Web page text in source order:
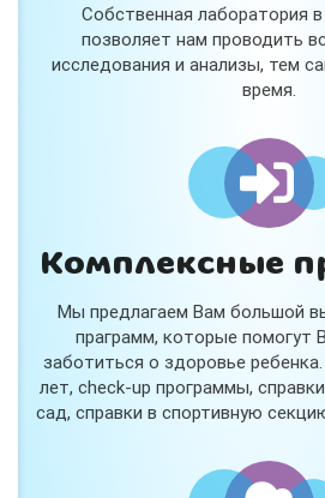
Собственная лаборатория в
позволяет нам проводить
исследования и анализы, тем
время.
Комплексные
Мы предлагаем Вам большой
праграмм, которые помогут
заботиться о здоровье
лет, check-up программы,
сад, справки в спортивную